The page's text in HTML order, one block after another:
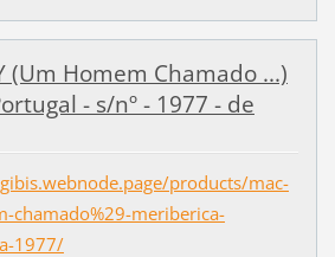
(Um Homem Chamado ...)
- s/nº - 1977 - de
products/mac-
chamado%29-meriberica-
1977/